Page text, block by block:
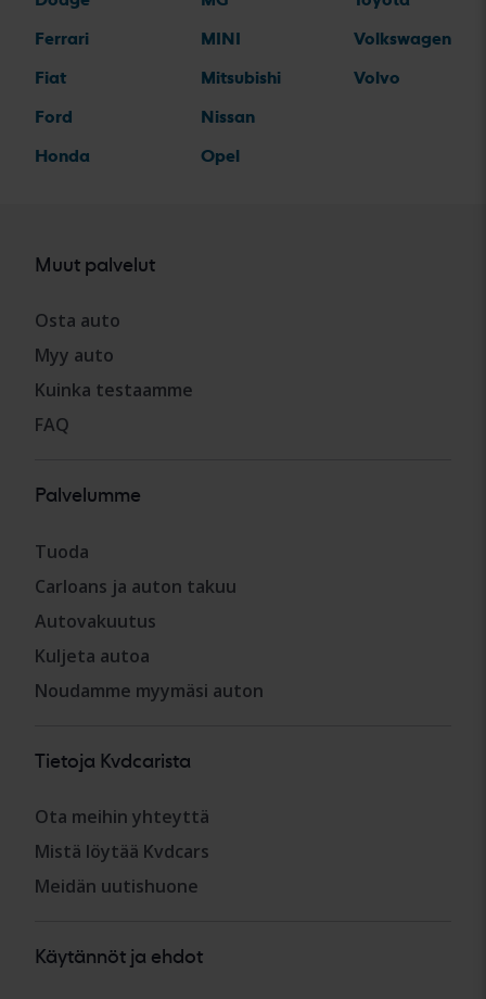
Ferrari
Fiat
Ford
Honda
MINI
Mitsubishi
Nissan
Opel
Volkswagen
Volvo
Muut palvelut
Osta auto
Myy auto
Kuinka testaamme
FAQ
Palvelumme
Tuoda
Carloans ja auton takuu
Autovakuutus
Kuljeta autoa
Noudamme myymäsi auton
Tietoja Kvdcarista
Ota meihin yhteyttä
Mistä löytää Kvdcars
Meidän uutishuone
Käytännöt ja ehdot